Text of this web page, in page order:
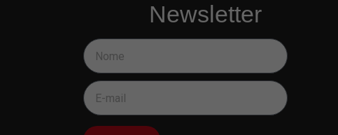
Newsletter